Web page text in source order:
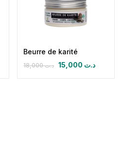
Beurre de karité
د.ت18,000 د.ت